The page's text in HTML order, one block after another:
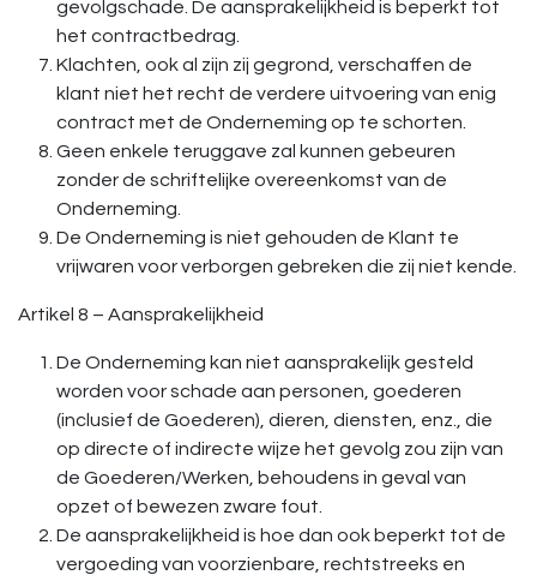
gevolgschade. De aansprakelijkheid is beperkt tot
het contractbedrag.
Klachten, ook al zijn zij gegrond, verschaffen de
klant niet het recht de verdere uitvoering van enig
contract met de Onderneming op te schorten.
Geen enkele teruggave zal kunnen gebeuren
zonder de schriftelijke overeenkomst van de
Onderneming.
De Onderneming is niet gehouden de Klant te
vrijwaren voor verborgen gebreken die zij niet kende.
Artikel 8 – Aansprakelijkheid
De Onderneming kan niet aansprakelijk gesteld
worden voor schade aan personen, goederen
(inclusief de Goederen), dieren, diensten, enz., die
op directe of indirecte wijze het gevolg zou zijn van
de Goederen/Werken, behoudens in geval van
opzet of bewezen zware fout.
De aansprakelijkheid is hoe dan ook beperkt tot de
vergoeding van voorzienbare, rechtstreeks en